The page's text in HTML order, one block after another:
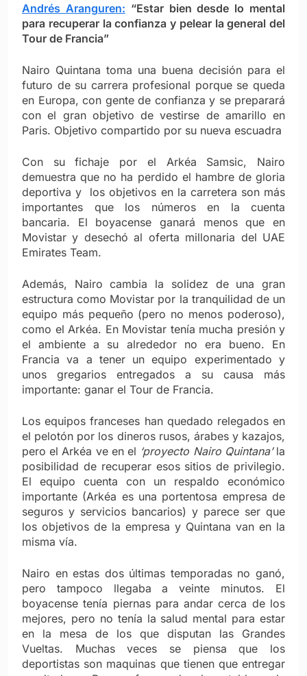
Andrés Aranguren: “Estar bien desde lo mental
para recuperar la confianza y pelear la general del
Tour de Francia”
Nairo Quintana toma una buena decisión para el
futuro de su carrera profesional porque se queda
en Europa, con gente de confianza y se preparará
con el gran objetivo de vestirse de amarillo en
Paris. Objetivo compartido por su nueva escuadra
Con su fichaje por el Arkéa Samsic, Nairo
demuestra que no ha perdido el hambre de gloria
deportiva y los objetivos en la carretera son más
importantes que los números en la cuenta
bancaria. El boyacense ganará menos que en
Movistar y desechó al oferta millonaria del UAE
Emirates Team.
Además, Nairo cambia la solidez de una gran
estructura como Movistar por la tranquilidad de un
equipo más pequeño (pero no menos poderoso),
como el Arkéa. En Movistar tenía mucha presión y
el ambiente a su alrededor no era bueno. En
Francia va a tener un equipo experimentado y
unos gregarios entregados a su causa más
importante: ganar el Tour de Francia.
Los equipos franceses han quedado relegados en
el pelotón por los dineros rusos, árabes y kazajos,
pero el Arkéa ve en el ‘proyecto Nairo Quintana’la
posibilidad de recuperar esos sitios de privilegio.
El equipo cuenta con un respaldo económico
importante (Arkéa es una portentosa empresa de
seguros y servicios bancarios) y parece ser que
los objetivos de la empresa y Quintana van en la
misma vía.
Nairo en estas dos últimas temporadas no ganó,
pero tampoco llegaba a veinte minutos. El
boyacense tenía piernas para andar cerca de los
mejores, pero no tenía la salud mental para estar
en la mesa de los que disputan las Grandes
Vueltas. Muchas veces se piensa que los
deportistas son maquinas que tienen que entregar